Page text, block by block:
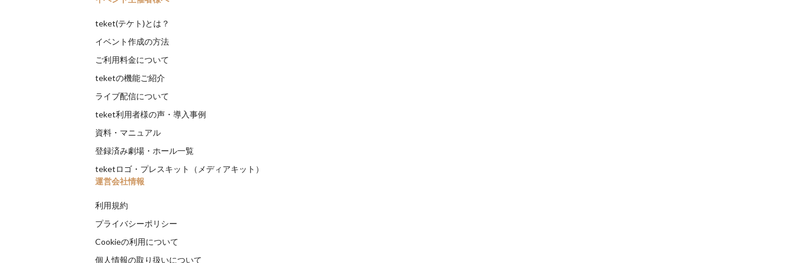
teket(テケト)とは？
イベント作成の方法
ご利用料金について
teketの機能ご紹介
ライブ配信について
teket利用者様の声・導入事例
資料・マニュアル
登録済み劇場・ホール一覧
teketロゴ・プレスキット（メディアキット）
運営会社情報
利用規約
プライバシーポリシー
Cookieの利用について
個人情報の取り扱いについて